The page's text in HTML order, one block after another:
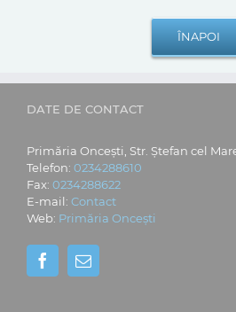
DATE DE CONTACT
Primăria Oncești, Str. Ștefan cel
Telefon: 0234288610
Fax: 0234288622
E-mail: Contact
Web: Primăria Oncești